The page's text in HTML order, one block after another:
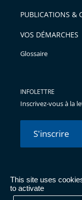
This site uses
to activate
PUBLICATIONS &
VOS DÉMARCHES
Glossaire
INFOLETTRE
Inscrivez-vous à la
S'inscrire
© Conseil d'État
personnelles-